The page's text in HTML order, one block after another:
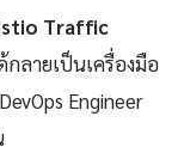
Traffic
กลายเป็นเครื่องมือ
Engineer